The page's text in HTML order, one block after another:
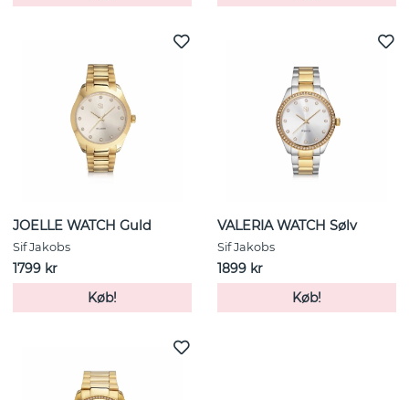
JOELLE WATCH Guld
Sif Jakobs
1799 kr
Køb!
VALERIA WATCH Sølv
Sif Jakobs
1899 kr
Køb!